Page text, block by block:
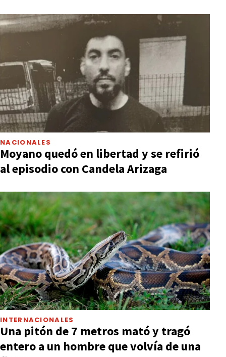
NACIONALES
Moyano quedó en libertad y se refirió
al episodio con Candela Arizaga
INTERNACIONALES
Una pitón de 7 metros mató y tragó
entero a un hombre que volvía de una